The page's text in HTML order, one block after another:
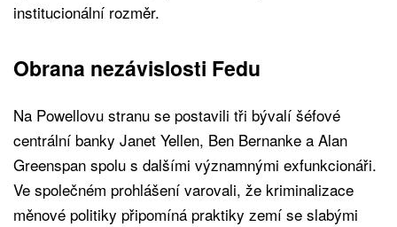
institucionální rozměr.
Obrana nezávislosti Fedu
Na Powellovu stranu se postavili tři bývalí šéfové
centrální banky Janet Yellen, Ben Bernanke a Alan
Greenspan spolu s dalšími významnými exfunkcionáři.
Ve společném prohlášení varovali, že kriminalizace
měnové politiky připomíná praktiky zemí se slabými